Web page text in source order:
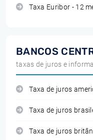
Taxa Euribor - 12
BANCOS
taxas de juros e
Taxa de juros
Taxa de juros
Taxa de juros